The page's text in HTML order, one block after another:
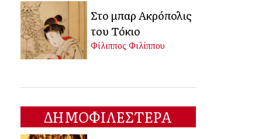
Στο μπαρ Ακρόπολις
του Τόκιο
Φίλιππος Φιλίππου
ΔΗΜΟΦΙΛΕΣΤΕΡΑ